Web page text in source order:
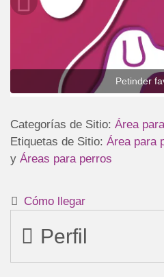
Petinder
Categorías de Sitio: Área
Etiquetas de Sitio: Área para
y Áreas para perros
Cómo llegar
Perfil